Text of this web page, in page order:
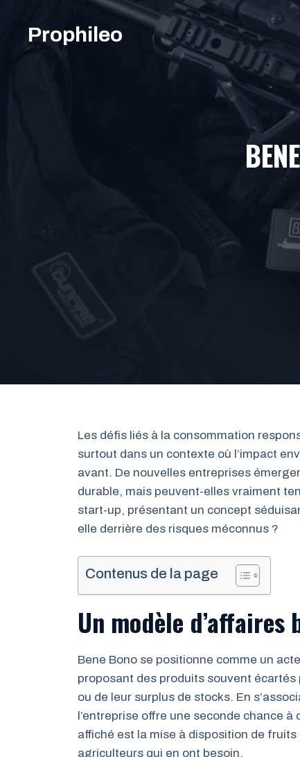
contenu
Prophileo
Les défis liés à la consommation
surtout dans un contexte où l’impact
avant. De nouvelles entreprises
durable, mais peuvent-elles vraiment
start-up, présentant un concept
elle derrière des risques méconnus ?
Contenus de la page
Un modèle
Bene Bono se positionne comme un
proposant des produits souvent
ou de leur surplus de stocks. En
l’entreprise offre une seconde chance
affiché est la mise à disposition de
agriculteurs qui en ont besoin.